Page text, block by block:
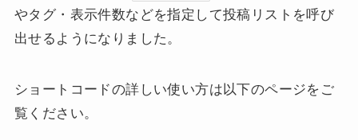
やタグ・表示件数などを指定して投稿リストを呼び
出せるようになりました。
ショートコードの詳しい使い方は以下のページをご
覧ください。